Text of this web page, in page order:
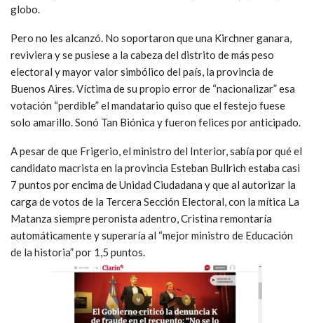
globo.
Pero no les alcanzó. No soportaron que una Kirchner ganara,
reviviera y se pusiese a la cabeza del distrito de más peso
electoral y mayor valor simbólico del país, la provincia de
Buenos Aires. Víctima de su propio error de “nacionalizar” esa
votación “perdible” el mandatario quiso que el festejo fuese
solo amarillo. Sonó Tan Biónica y fueron felices por anticipado.
A pesar de que Frigerio, el ministro del Interior, sabía por qué el
candidato macrista en la provincia Esteban Bullrich estaba casi
7 puntos por encima de Unidad Ciudadana y que al autorizar la
carga de votos de la Tercera Sección Electoral, con la mítica La
Matanza siempre peronista adentro, Cristina remontaría
automáticamente y superaría al “mejor ministro de Educación
de la historia” por 1,5 puntos.